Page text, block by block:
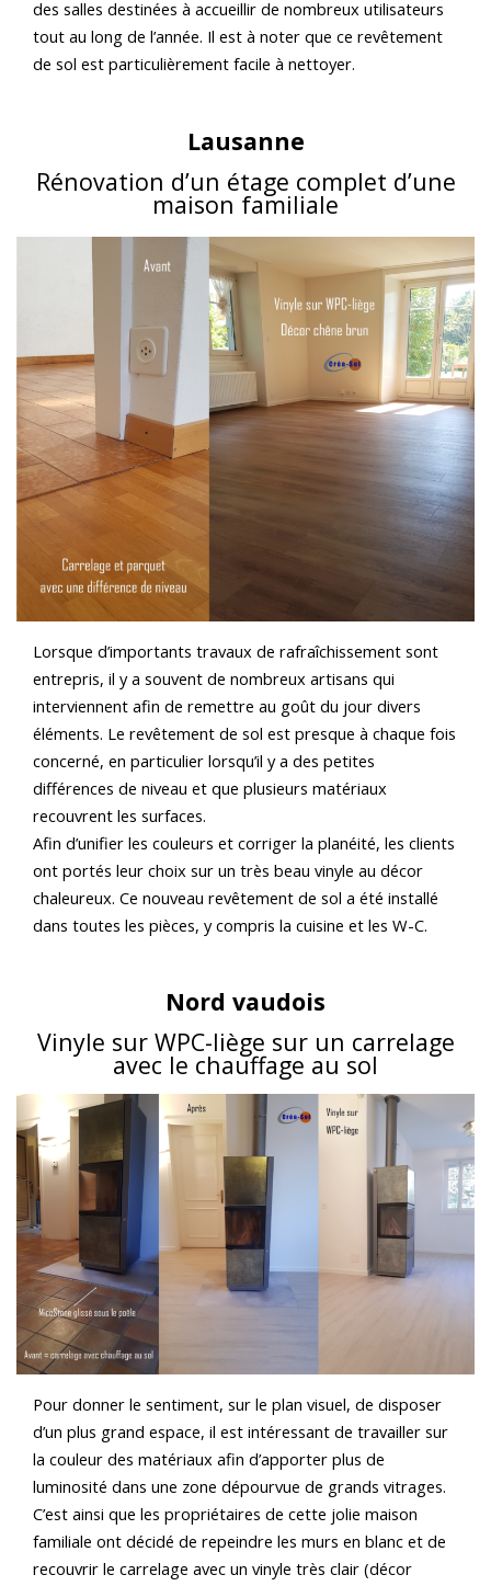
des salles destinées à accueillir de nombreux utilisateurs
tout au long de l’année. Il est à noter que ce revêtement
de sol est particulièrement facile à nettoyer.
Lausanne
Rénovation d’un étage complet d’une
maison familiale
Lorsque d’importants travaux de rafraîchissement sont
entrepris, il y a souvent de nombreux artisans qui
interviennent afin de remettre au goût du jour divers
éléments. Le revêtement de sol est presque à chaque fois
concerné, en particulier lorsqu’il y a des petites
différences de niveau et que plusieurs matériaux
recouvrent les surfaces.
Afin d’unifier les couleurs et corriger la planéité, les clients
ont portés leur choix sur un très beau vinyle au décor
chaleureux. Ce nouveau revêtement de sol a été installé
dans toutes les pièces, y compris la cuisine et les W-C.
Nord vaudois
Vinyle sur WPC-liège sur un carrelage
avec le chauffage au sol
Pour donner le sentiment, sur le plan visuel, de disposer
d’un plus grand espace, il est intéressant de travailler sur
la couleur des matériaux afin d’apporter plus de
luminosité dans une zone dépourvue de grands vitrages.
C’est ainsi que les propriétaires de cette jolie maison
familiale ont décidé de repeindre les murs en blanc et de
recouvrir le carrelage avec un vinyle très clair (décor